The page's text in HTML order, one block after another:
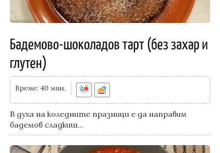
Бадемово-шоколадов тарт (без захар и
глутен)
Време: 40 мин.
В духа на коледните празници е да направим
бадемов сладкиш...